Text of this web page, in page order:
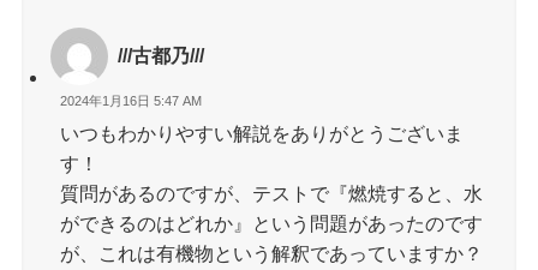
///古都乃///
2024年1月16日 5:47 AM
いつもわかりやすい解説をありがとうございま
す！
質問があるのですが、テストで『燃焼すると、水
ができるのはどれか』という問題があったのです
が、これは有機物という解釈であっていますか？